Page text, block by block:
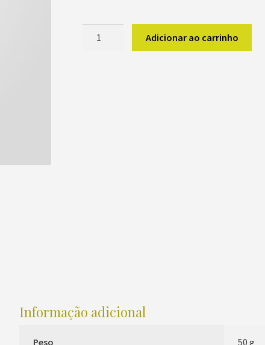
Adicionar ao carrinho
Informação adicional
Peso 50 g